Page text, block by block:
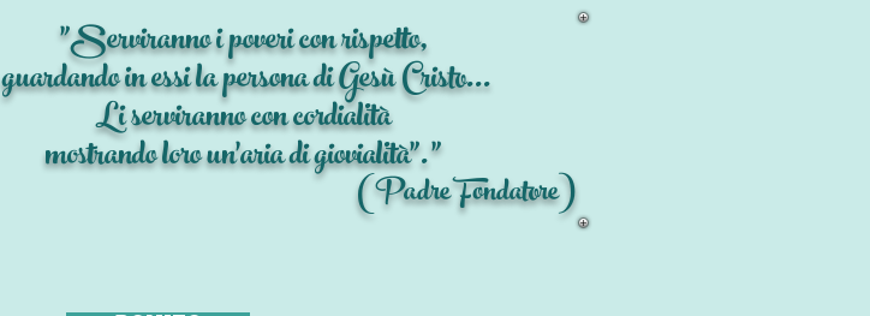
"Serviranno i poveri con rispetto,
guardando in essi la persona di Gesù Cristo...
Li serviranno con cordialità
mostrando loro un'aria di giovialità".”
(Padre Fondatore)